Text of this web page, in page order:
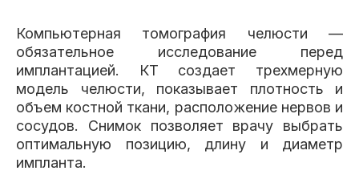
Компьютерная томография челюсти —
обязательное исследование перед
имплантацией. КТ создает трехмерную
модель челюсти, показывает плотность и
объем костной ткани, расположение нервов и
сосудов. Снимок позволяет врачу выбрать
оптимальную позицию, длину и диаметр
импланта.